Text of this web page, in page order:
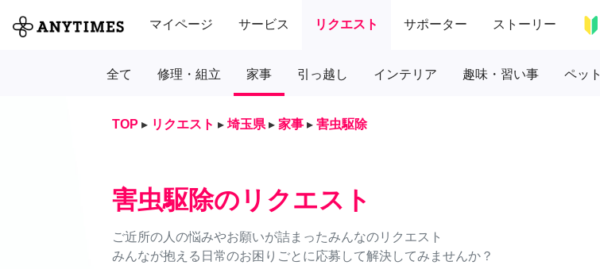
マイページ サービス リクエスト サポーター ストーリー
全て 修理・組立 家事 引っ越し インテリア 趣味・習い事 ペット
TOP ▸ リクエスト ▸ 埼玉県 ▸ 家事 ▸ 害虫駆除
害虫駆除のリクエスト
ご近所の人の悩みやお願いが詰まったみんなのリクエスト
みんなが抱える日常のお困りごとに応募して解決してみませんか？